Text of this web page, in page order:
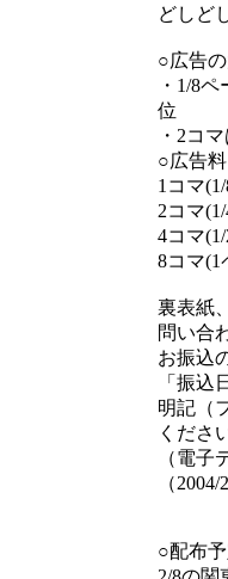
どしど
○広告
・1/8
位
・2コ
○広告
1コマ
2コマ
4コマ
8コマ(1
裏表紙
問い合
お振込
「振込
明記（
くださ
（電子
（
○配布予